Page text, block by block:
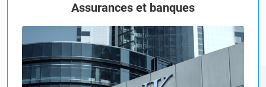
Assurances et banques